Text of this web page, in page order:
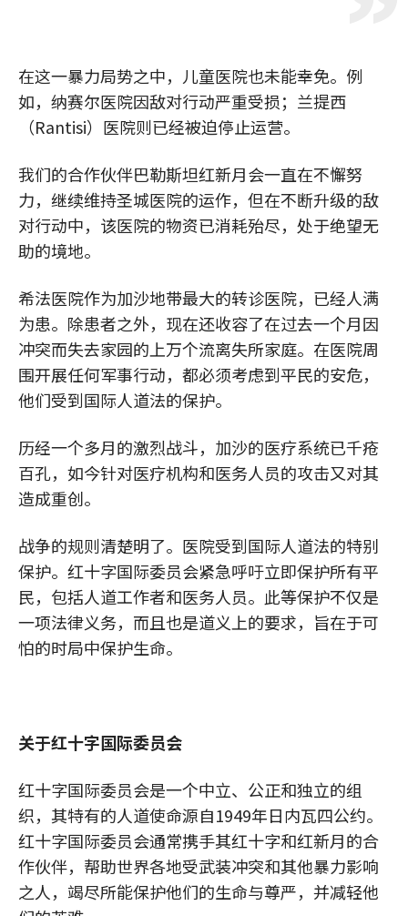
在这一暴力局势之中，儿童医院也未能幸免。例
如，纳赛尔医院因敌对行动严重受损；兰提西
（Rantisi）医院则已经被迫停止运营。
我们的合作伙伴巴勒斯坦红新月会一直在不懈努
力，继续维持圣城医院的运作，但在不断升级的敌
对行动中，该医院的物资已消耗殆尽，处于绝望无
助的境地。
希法医院作为加沙地带最大的转诊医院，已经人满
为患。除患者之外，现在还收容了在过去一个月因
冲突而失去家园的上万个流离失所家庭。在医院周
围开展任何军事行动，都必须考虑到平民的安危，
他们受到国际人道法的保护。
历经一个多月的激烈战斗，加沙的医疗系统已千疮
百孔，如今针对医疗机构和医务人员的攻击又对其
造成重创。
战争的规则清楚明了。医院受到国际人道法的特别
保护。红十字国际委员会紧急呼吁立即保护所有平
民，包括人道工作者和医务人员。此等保护不仅是
一项法律义务，而且也是道义上的要求，旨在于可
怕的时局中保护生命。
关于红十字国际委员会
红十字国际委员会是一个中立、公正和独立的组
织，其特有的人道使命源自1949年日内瓦四公约。
红十字国际委员会通常携手其红十字和红新月的合
作伙伴，帮助世界各地受武装冲突和其他暴力影响
之人，竭尽所能保护他们的生命与尊严，并减轻他